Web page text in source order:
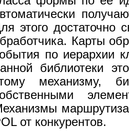
этого достаточно
Карты
по иерархии
библиотеки
механизму,
от конкурентов.